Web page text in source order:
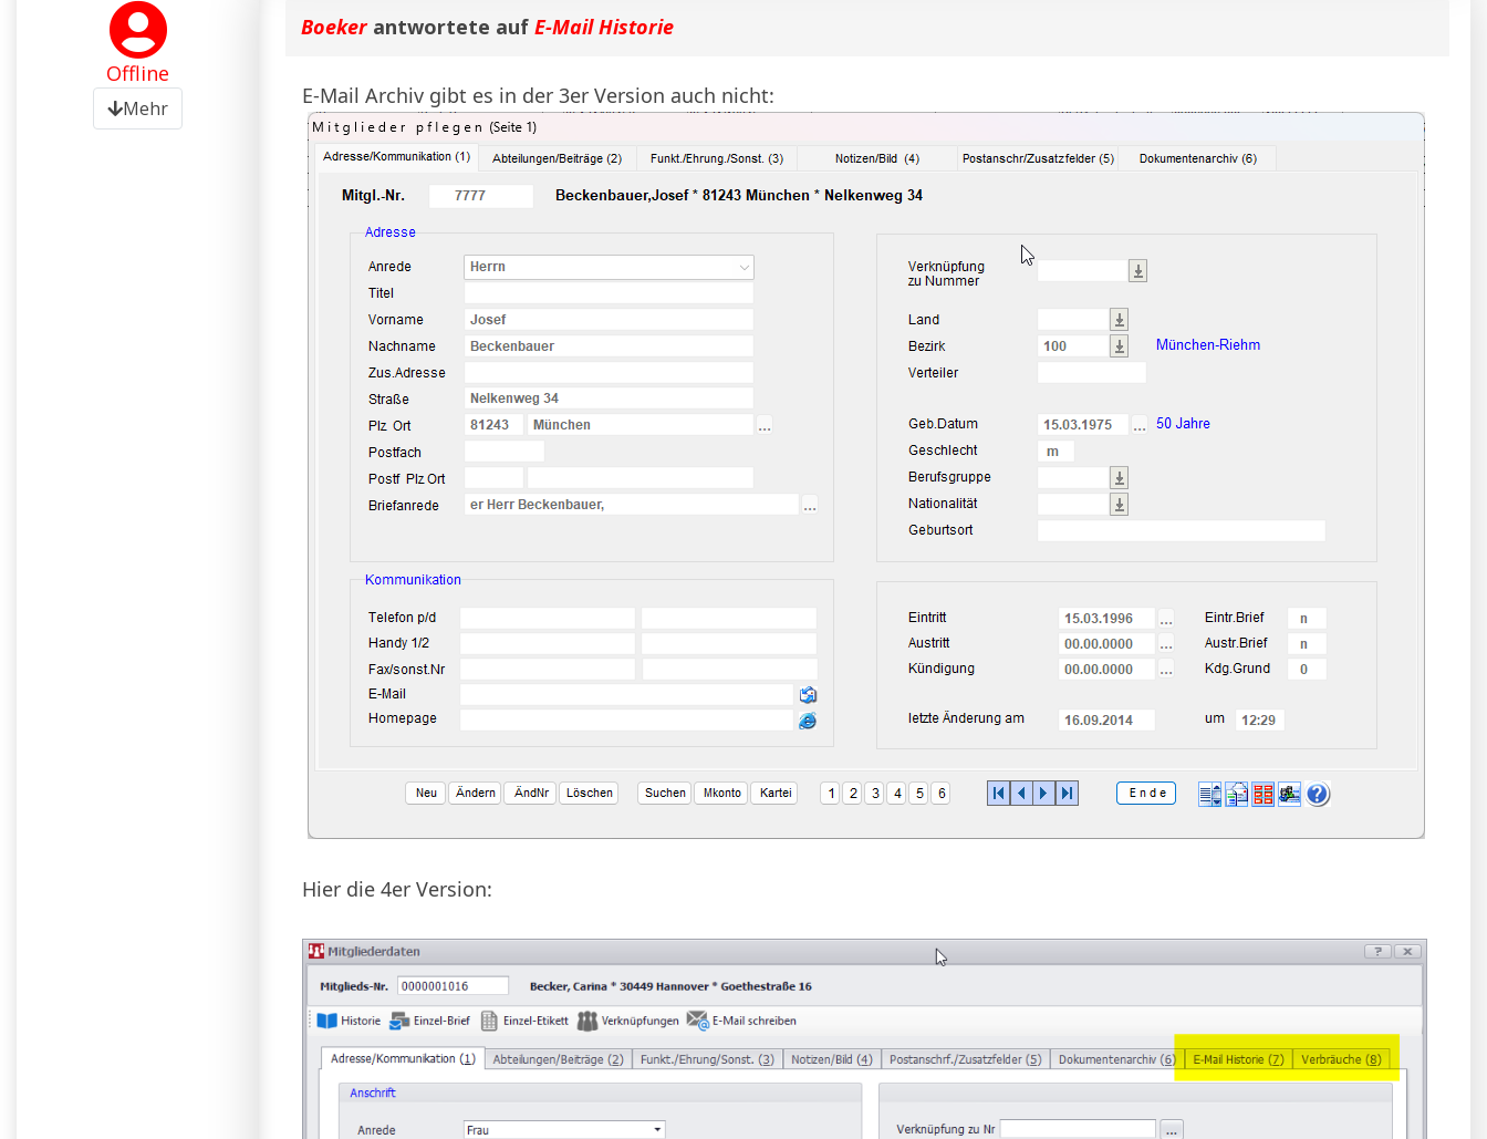
Offline
Mehr
Boekerantwortete auf E-Mail Historie
E-Mail Archiv gibt es in der 3er Version auch nicht:
Hier die 4er Version: